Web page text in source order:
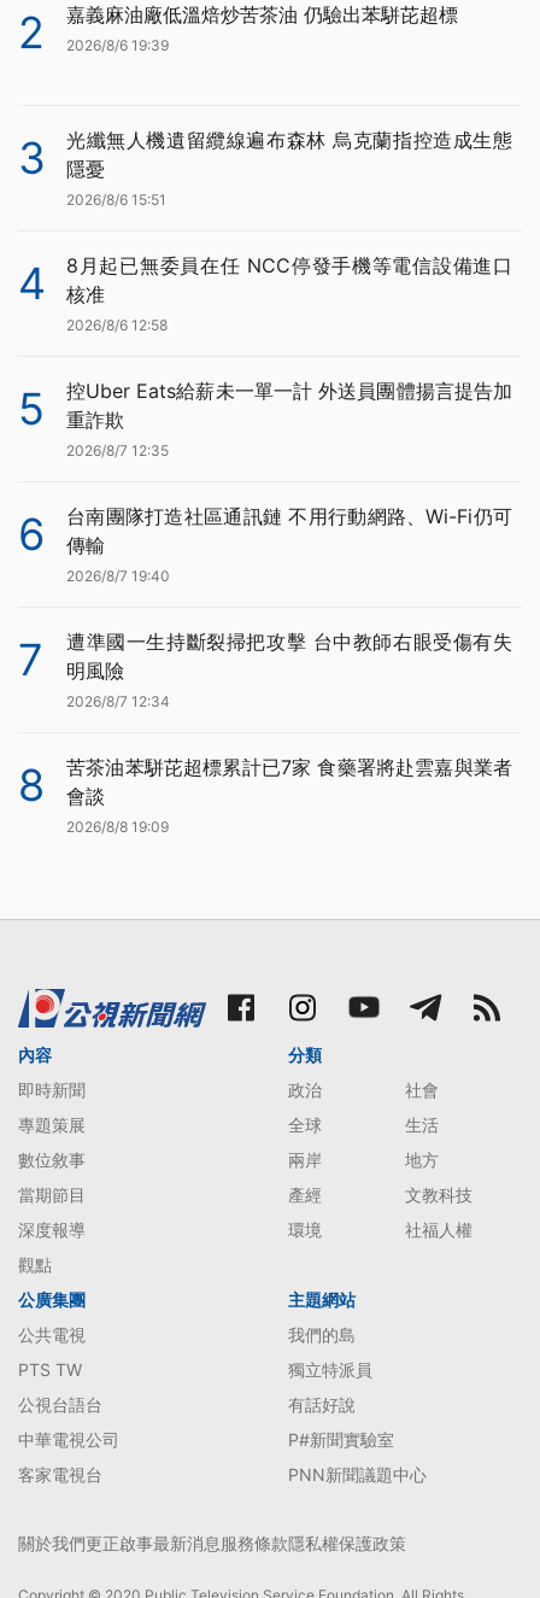
2 嘉義麻油廠低溫焙炒苦茶油 仍驗出苯駢芘超標
2026/8/6 19:39
3
光纖無人機遺留纜線遍布森林 烏克蘭指控造成生態
隱憂
2026/8/6 15:51
4
8月起已無委員在任 NCC停發手機等電信設備進口
核准
2026/8/6 12:58
5
控Uber Eats給薪未一單一計 外送員團體揚言提告加
重詐欺
2026/8/7 12:35
6
台南團隊打造社區通訊鏈 不用行動網路、Wi-Fi仍可
傳輸
2026/8/7 19:40
7
遭準國一生持斷裂掃把攻擊 台中教師右眼受傷有失
明風險
2026/8/7 12:34
8
苦茶油苯駢芘超標累計已7家 食藥署將赴雲嘉與業者
會談
2026/8/8 19:09
內容
即時新聞
專題策展
數位敘事
當期節目
深度報導
觀點
分類
政治
社會
全球
生活
兩岸
地方
產經
文教科技
環境
社福人權
公廣集團
公共電視
PTS TW
公視台語台
中華電視公司
客家電視台
主題網站
我們的島
獨立特派員
有話好說
P#新聞實驗室
PNN新聞議題中心
關於我們更正啟事最新消息服務條款隱私權保護政策